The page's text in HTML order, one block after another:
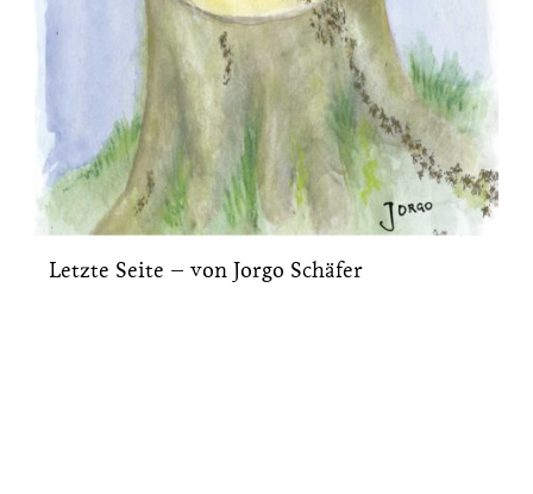
Letzte Seite – von Jorgo Schäfer